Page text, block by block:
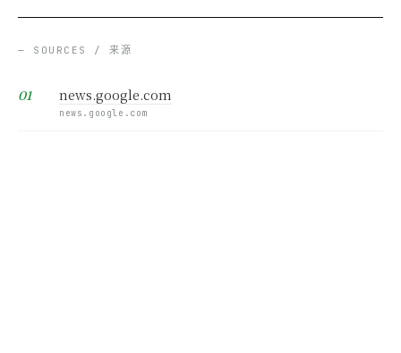
— SOURCES / 来源
news.google.com
news.google.com